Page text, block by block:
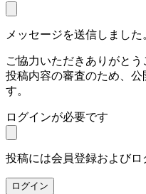
メッセージを送信しました
ご協力いただきありがとう
投稿内容の審査のため、公
す。
ログインが必要です
投稿には会員登録およびロ
ログイン